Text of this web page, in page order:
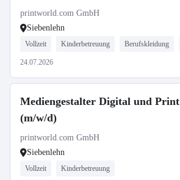
printworld.com GmbH
Siebenlehn
Vollzeit Kinderbetreuung Berufskleidung
24.07.2026
Mediengestalter Digital und Print
(m/w/d)
printworld.com GmbH
Siebenlehn
Vollzeit Kinderbetreuung